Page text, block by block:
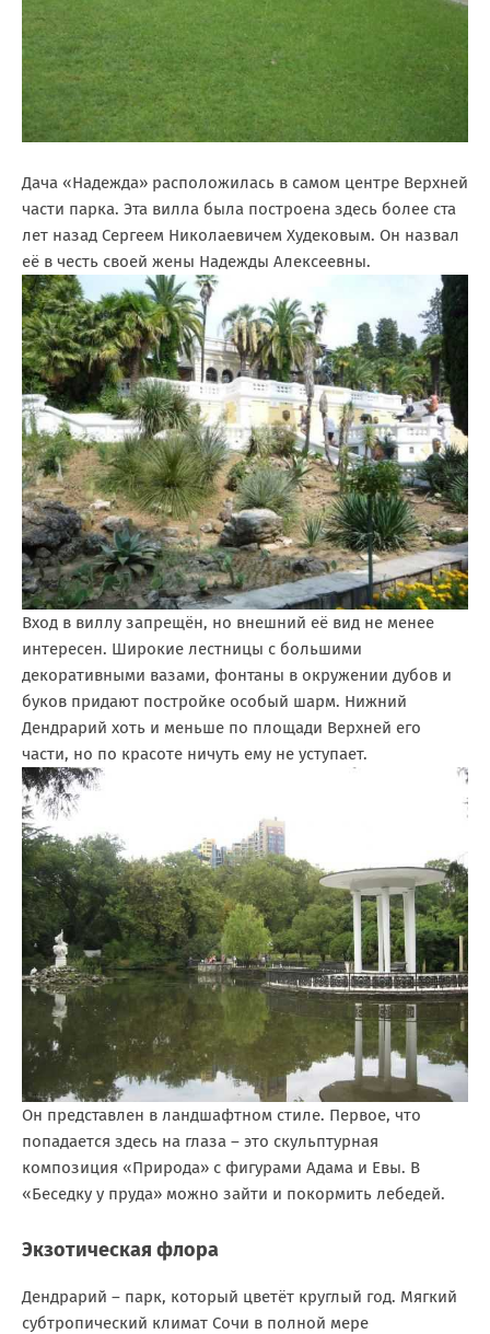
Дача «Надежда» расположилась в самом центре Верхней
части парка. Эта вилла была построена здесь более ста
лет назад Сергеем Николаевичем Худековым. Он назвал
её в честь своей жены Надежды Алексеевны.
Вход в виллу запрещён, но внешний её вид не менее
интересен. Широкие лестницы с большими
декоративными вазами, фонтаны в окружении дубов и
буков придают постройке особый шарм. Нижний
Дендрарий хоть и меньше по площади Верхней его
части, но по красоте ничуть ему не уступает.
Он представлен в ландшафтном стиле. Первое, что
попадается здесь на глаза – это скульптурная
композиция «Природа» с фигурами Адама и Евы. В
«Беседку у пруда» можно зайти и покормить лебедей.
Экзотическая флора
Дендрарий – парк, который цветёт круглый год. Мягкий
субтропический климат Сочи в полной мере